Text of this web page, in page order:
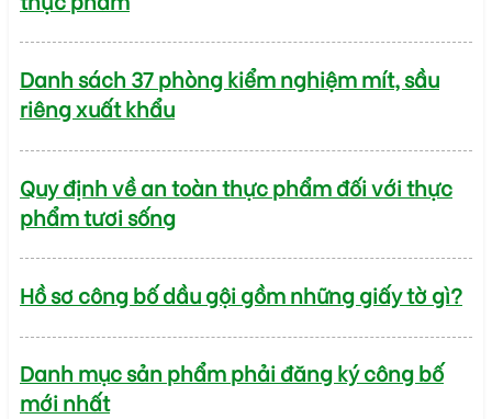
Danh sách 37 phòng kiểm nghiệm mít, sầu
riêng xuất khẩu
Quy định về an toàn thực phẩm đối với thực
phẩm tươi sống
Hồ sơ công bố dầu gội gồm những giấy tờ gì?
Danh mục sản phẩm phải đăng ký công bố
mới nhất